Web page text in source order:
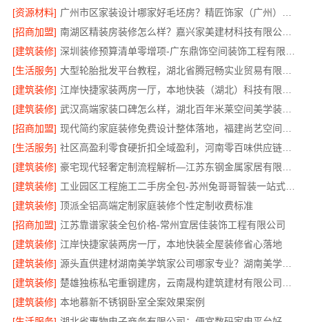
[资源材料]
[招商加盟]
南湖区精装房装修怎么样？嘉兴家美建材科技有限公司专业解答
[建筑装修]
[生活服务]
[建筑装修]
[建筑装修]
武汉高端家装口碑怎么样，湖北百年米莱空间美学装饰材料有限公司
[招商加盟]
[生活服务]
社区高盈利零食硬折扣全域盈利，河南零百味供应链有限公司
[建筑装修]
[建筑装修]
工业园区工程施工二手房全包-苏州兔哥哥智装一站式服务
[建筑装修] 顶派全铝高端定制家庭装修个性定制收费标准
[招商加盟] 江苏靠谱家装全包价格-常州宜居佳装饰工程有限公司
[建筑装修] 江岸快捷家装两房一厅，本地快装全屋装修省心落地
[建筑装修]
源头直供建材湖南美学筑家公司哪家专业？湖南美学筑家建材有限公司
[建筑装修]
[建筑装修] 本地慕新不锈钢卧室全案效果案例